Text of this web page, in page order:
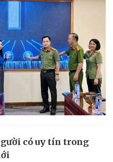
có uy tín trong